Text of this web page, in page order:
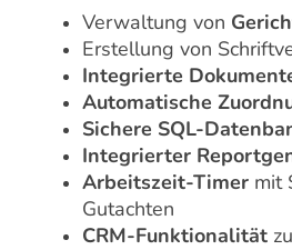
Verwaltung von
Erstellung von
Integrierte
Automatische
Sichere SQL-
Integrierter
Arbeitszeit-Timer mit
Gutachten
CRM-Funktionalität